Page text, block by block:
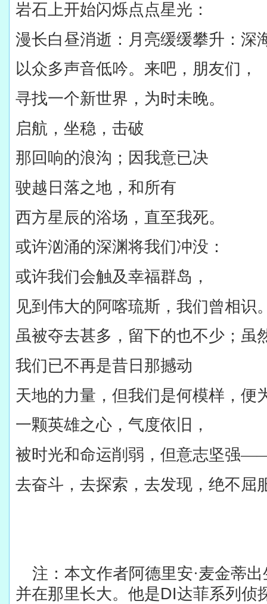
岩石上开始闪烁点点星光：
漫长白昼消逝：月亮缓缓攀升：深
以众多声音低吟。来吧，朋友们，
寻找一个新世界，为时未晚。
启航，坐稳，击破
那回响的浪沟；因我意已决
驶越日落之地，和所有
西方星辰的浴场，直至我死。
或许汹涌的深渊将我们冲没：
或许我们会触及幸福群岛，
见到伟大的阿喀琉斯，我们曾相识
虽被夺去甚多，留下的也不少；虽
我们已不再是昔日那撼动
天地的力量，但我们是何模样，便
一颗英雄之心，气度依旧，
被时光和命运削弱，但意志坚强
去奋斗，去探索，去发现，绝不屈
注：本文作者阿德里安·麦金蒂
并在那里长大。他是DI达菲系列侦